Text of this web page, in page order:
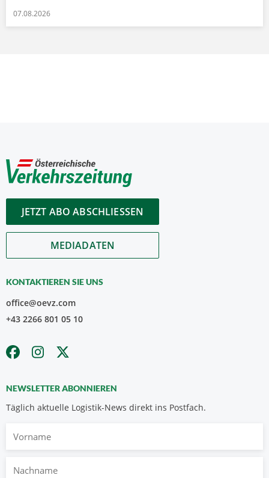
07.08.2026
JETZT ABO ABSCHLIESSEN
MEDIADATEN
KONTAKTIEREN SIE UNS
office@oevz.com
+43 2266 801 05 10
NEWSLETTER ABONNIEREN
Täglich aktuelle Logistik-News direkt ins Postfach.
Nachname